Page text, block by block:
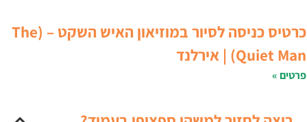
כרטיס כניסה לסיור במוזיאון האיש השקט – (The
Quiet Man) | אירלנד
פרטים »